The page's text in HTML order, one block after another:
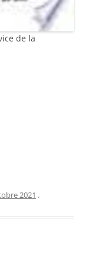
de la
2021 .